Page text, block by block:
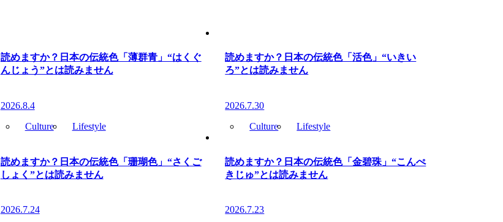
読めますか？日本の伝統色「薄群青」“はくぐ
んじょう”とは読みません
2026.8.4
Culture
Lifestyle
読めますか？日本の伝統色「活色」“いきい
ろ”とは読みません
2026.7.30
Culture
Lifestyle
読めますか？日本の伝統色「珊瑚色」“さくご
しょく”とは読みません
2026.7.24
読めますか？日本の伝統色「金碧珠」“こんぺ
きじゅ”とは読みません
2026.7.23